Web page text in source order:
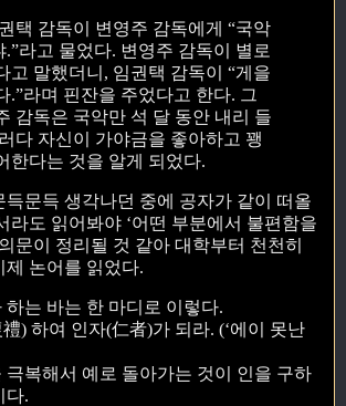
택 감독이 변영주 감독에게 “국악
.”라고 물었다. 변영주 감독이 별로
고 말했더니, 임권택 감독이 “게을
.”라며 핀잔을 주었다고 한다. 그
감독은 국악만 석 달 동안 내리 들
다 자신이 가야금을 좋아하고 꽹
한다는 것을 알게 되었다.
득문득 생각나던 중에 공자가 같이 떠올
라도 읽어봐야 ‘어떤 부분에서 불편함을
문이 정리될 것 같아 대학부터 천천히
제 논어를 읽었다.
하는 바는 한 마디로 이렇다.
) 하여 인자(仁者)가 되라. (‘에이 못난
극복해서 예로 돌아가는 것이 인을 구하
다.